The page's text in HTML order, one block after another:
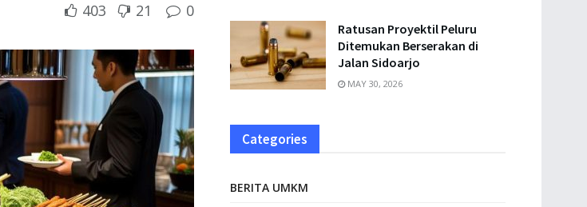
403 21 0
Ratusan Proyektil Peluru
Ditemukan Berserakan di
Jalan Sidoarjo
MAY 30, 2026
Categories
BERITA UMKM